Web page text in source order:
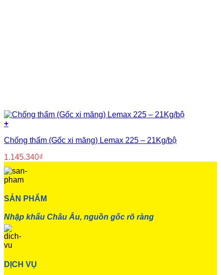
+
Chống thấm (Gốc xi măng) Lemax 225 – 21Kg/bộ
1.145.340₫
SẢN PHẨM
Nhập khẩu Châu Âu, nguồn gốc rõ ràng
DỊCH VỤ